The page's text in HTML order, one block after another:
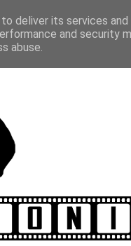
deliver its services
and security
abuse.